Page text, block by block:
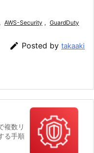
, AWS-Security , GuardDuty
 Posted by takaaki
複数リ
る手順